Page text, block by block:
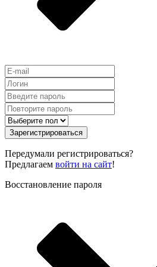
Зарегистрироваться
Передумали регистрироваться?
Предлагаем войти на сайт!
Восстановление пароля